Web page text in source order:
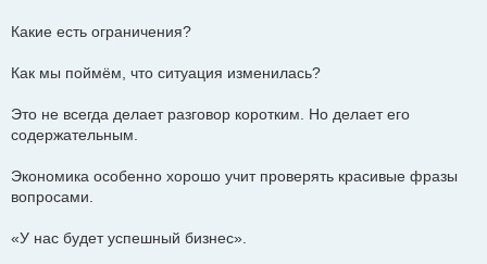
Какие есть ограничения?
Как мы поймём, что ситуация изменилась?
Это не всегда делает разговор коротким. Но делает его
содержательным.
Экономика особенно хорошо учит проверять красивые фразы
вопросами.
«У нас будет успешный бизнес».